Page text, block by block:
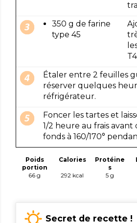
350 g de farine
type 45
Étaler entre 2 feuilles
réserver quelques
réfrigérateur.
Foncer les tartes et
1/2 heure au frais
fonds à 160/170°
Poids
portion
Calories
Protéine
s
66 g 292 kcal 5 g
Secret de recette !